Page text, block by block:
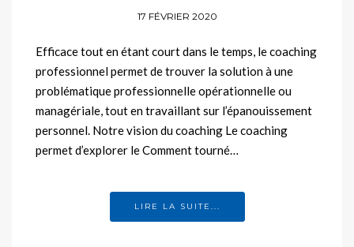
17 FÉVRIER 2020
Efficace tout en étant court dans le temps, le coaching
professionnel permet de trouver la solution à une
problématique professionnelle opérationnelle ou
managériale, tout en travaillant sur l’épanouissement
personnel. Notre vision du coaching Le coaching
permet d’explorer le Comment tourné…
LIRE LA SUITE...